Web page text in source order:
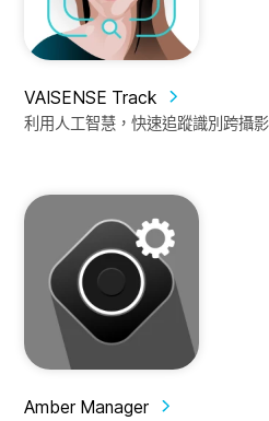
VAISENSE Track
利用人工智慧，快速追蹤識別跨攝
Amber Manager